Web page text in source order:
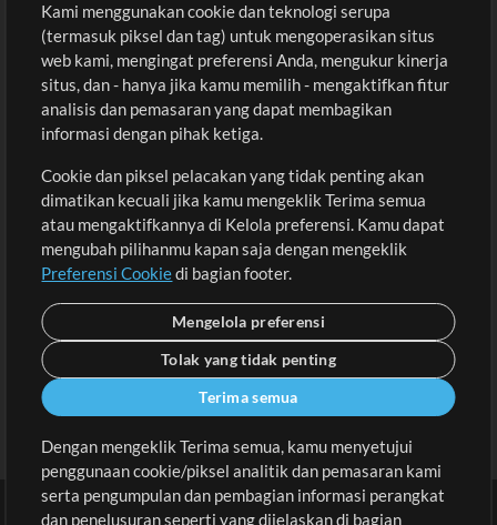
Pembelian
Beli Kredit
Konten Gratis
Permintaan Lagu
Lain-lain
Sesi
Kirimkan musik kamu
Playlist
MT Conference
Akun
Masuk
Daftar
Lihat Keranjang
Kami menggunakan cookie dan teknologi serupa
(termasuk piksel dan tag) untuk mengoperasikan situs
web kami, mengingat preferensi Anda, mengukur kinerja
situs, dan - hanya jika kamu memilih - mengaktifkan fitur
analisis dan pemasaran yang dapat membagikan
informasi dengan pihak ketiga.
Cookie dan piksel pelacakan yang tidak penting akan
dimatikan kecuali jika kamu mengeklik Terima semua
atau mengaktifkannya di Kelola preferensi. Kamu dapat
mengubah pilihanmu kapan saja dengan mengeklik
Preferensi Cookiedi bagian footer.
Mengelola preferensi
Tolak yang tidak penting
Terima semua
Dengan mengeklik Terima semua, kamu menyetujui
penggunaan cookie/piksel analitik dan pemasaran kami
serta pengumpulan dan pembagian informasi perangkat
dan penelusuran seperti yang dijelaskan di bagian